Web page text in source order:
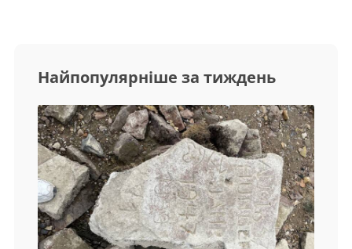
Найпопулярніше за тиждень